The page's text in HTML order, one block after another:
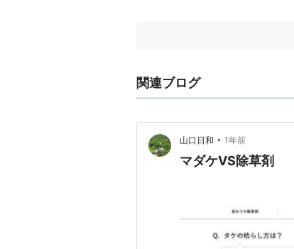
関連ブログ
山口日和 • 1年前
マダケVS除草剤